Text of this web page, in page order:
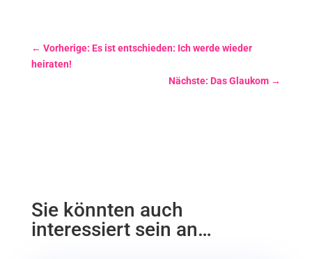
← Vorherige: Es ist entschieden: Ich werde wieder
heiraten!
Nächste: Das Glaukom →
Sie könnten auch
interessiert sein an…